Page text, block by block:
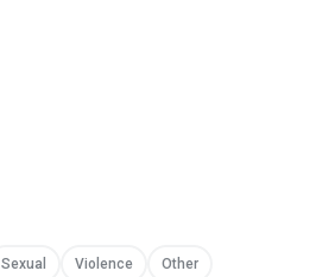
Sexual Violence Other